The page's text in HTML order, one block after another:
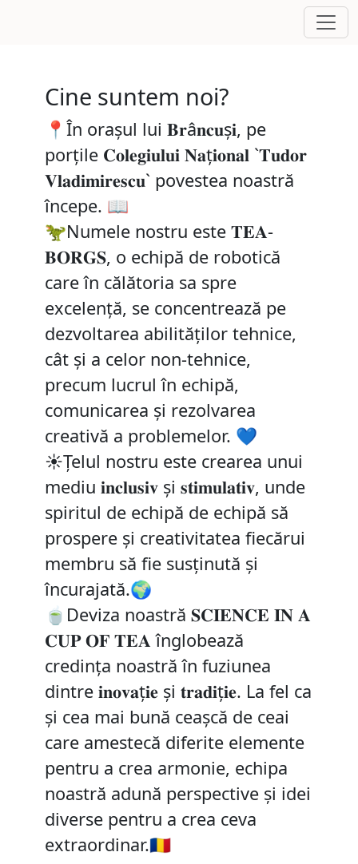
Cine suntem noi?
📍În orașul lui 𝐁𝐫â𝐧𝐜𝐮ș𝐢, pe
porțile 𝐂𝐨𝐥𝐞𝐠𝐢𝐮𝐥𝐮𝐢 𝐍𝐚ț𝐢𝐨𝐧𝐚𝐥 `𝐓𝐮𝐝𝐨𝐫
𝐕𝐥𝐚𝐝𝐢𝐦𝐢𝐫𝐞𝐬𝐜𝐮` povestea noastră
începe. 📖
🦖Numele nostru este 𝐓𝐄𝐀-
𝐁𝐎𝐑𝐆𝐒, o echipă de robotică
care în călătoria sa spre
excelență, se concentrează pe
dezvoltarea abilităților tehnice,
cât și a celor non-tehnice,
precum lucrul în echipă,
comunicarea și rezolvarea
creativă a problemelor. 💙
☀️Țelul nostru este crearea unui
mediu 𝐢𝐧𝐜𝐥𝐮𝐬𝐢𝐯 și 𝐬𝐭𝐢𝐦𝐮𝐥𝐚𝐭𝐢𝐯, unde
spiritul de echipă de echipă să
prospere și creativitatea fiecărui
membru să fie susținută și
încurajată.🌍
🍵Deviza noastră 𝐒𝐂𝐈𝐄𝐍𝐂𝐄 𝐈𝐍 𝐀
𝐂𝐔𝐏 𝐎𝐅 𝐓𝐄𝐀 înglobează
credința noastră în fuziunea
dintre 𝐢𝐧𝐨𝐯𝐚ț𝐢𝐞 și 𝐭𝐫𝐚𝐝𝐢ț𝐢𝐞. La fel ca
și cea mai bună ceașcă de ceai
care amestecă diferite elemente
pentru a crea armonie, echipa
noastră adună perspective și idei
diverse pentru a crea ceva
extraordinar.🇷🇴